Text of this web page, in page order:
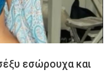
εσώρουχα και